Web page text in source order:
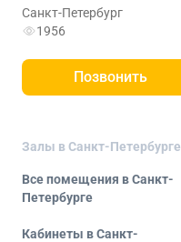
Санкт-Петербург
1956
Позвонить
Залы в Санкт-Петербурге
Все помещения в Санкт-
Петербурге
Кабинеты в Санкт-